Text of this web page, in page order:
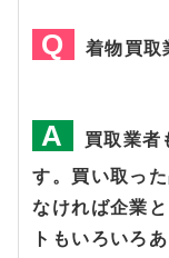
着物買取
買取業者
す。買い取っ
なければ企業
トもいろいろ